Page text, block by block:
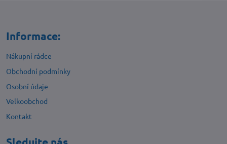
Informace:
Nákupní rádce
Obchodní podmínky
Osobní údaje
Velkoobchod
Kontakt